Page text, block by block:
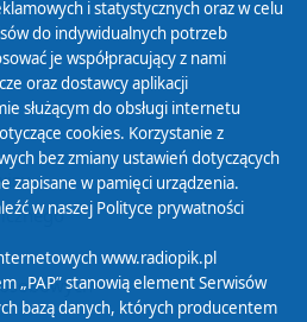
i statystycznych oraz w celu
do indywidualnych potrzeb
je współpracujący z nami
oraz dostawcy aplikacji
służącym do obsługi internetu
cookies. Korzystanie z
bez zmiany ustawień dotyczących
zapisane w pamięci urządzenia.
w naszej Polityce prywatności
www.radiopik.pl
„PAP” stanowią element Serwisów
bazą danych, których producentem